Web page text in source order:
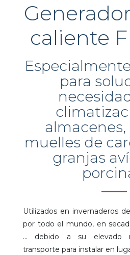
caliente
para
almacenes,
muelles de
granjas
Utilizados en invernaderos
por todo el mundo, en
… debido a su elevado
transporte para instalar en